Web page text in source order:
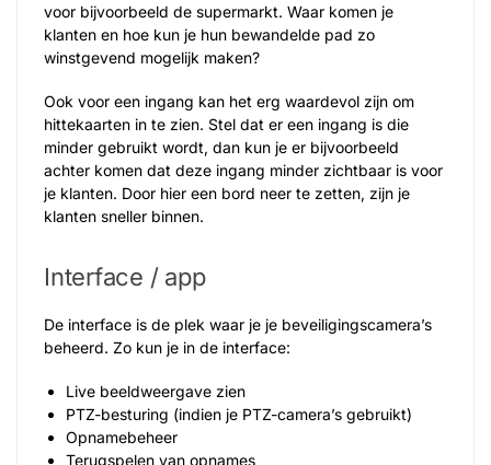
voor bijvoorbeeld de supermarkt. Waar komen je
klanten en hoe kun je hun bewandelde pad zo
winstgevend mogelijk maken?
Ook voor een ingang kan het erg waardevol zijn om
hittekaarten in te zien. Stel dat er een ingang is die
minder gebruikt wordt, dan kun je er bijvoorbeeld
achter komen dat deze ingang minder zichtbaar is voor
je klanten. Door hier een bord neer te zetten, zijn je
klanten sneller binnen.
Interface / app
De interface is de plek waar je je beveiligingscamera’s
beheerd. Zo kun je in de interface:
Live beeldweergave zien
PTZ-besturing (indien je PTZ-camera’s gebruikt)
Opnamebeheer
Terugspelen van opnames